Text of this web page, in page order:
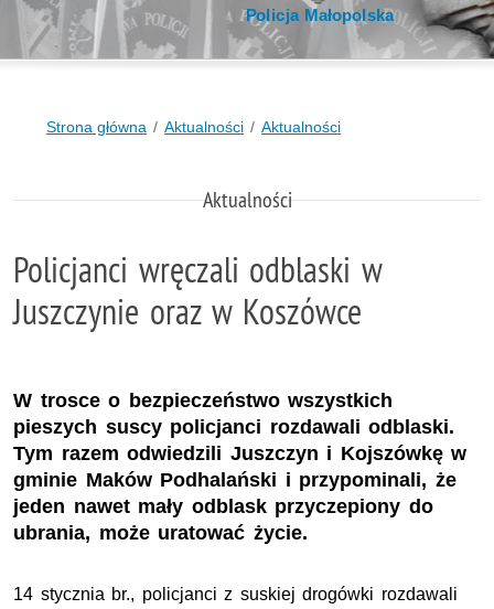
Policja Małopolska
Strona główna Aktualności Aktualności
Aktualności
Policjanci wręczali odblaski w
Juszczynie oraz w Koszówce
W trosce o bezpieczeństwo wszystkich
pieszych suscy policjanci rozdawali odblaski.
Tym razem odwiedzili Juszczyn i Kojszówkę w
gminie Maków Podhalański i przypominali, że
jeden nawet mały odblask przyczepiony do
ubrania, może uratować życie.
14 stycznia br., policjanci z suskiej drogówki rozdawali